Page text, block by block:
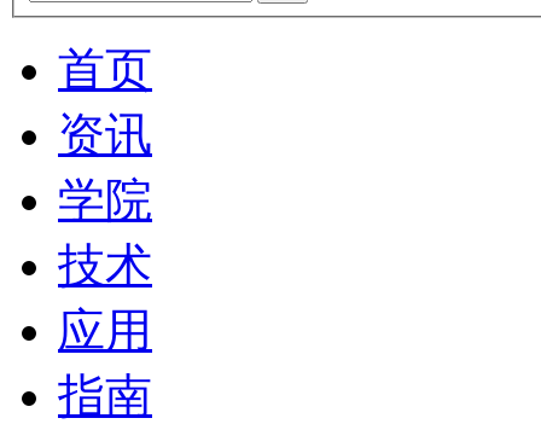
首页
资讯
学院
技术
应用
指南